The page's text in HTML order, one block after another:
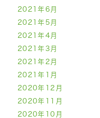
2021年6月
2021年5月
2021年4月
2021年3月
2021年2月
2021年1月
2020年12月
2020年11月
2020年10月